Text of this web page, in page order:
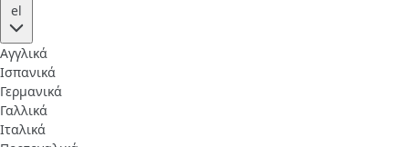
el
Αγγλικά
Ισπανικά
Γερμανικά
Γαλλικά
Ιταλικά